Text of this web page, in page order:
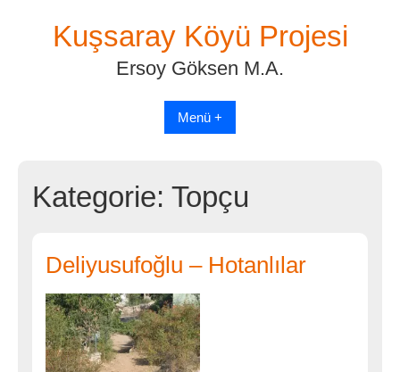
Kuşsaray Köyü Projesi
Ersoy Göksen M.A.
Menü +
Kategorie:Topçu
Deliyusufoğlu – Hotanlılar